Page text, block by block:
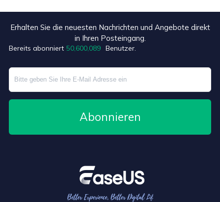
Erhalten Sie die neuesten Nachrichten und Angebote direkt
in Ihren Posteingang.
Bereits abonniert 50,600,089 Benutzer.
Abonnieren
+2